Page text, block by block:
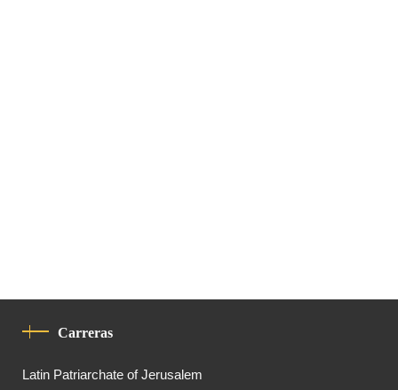
Carreras
Latin Patriarchate of Jerusalem